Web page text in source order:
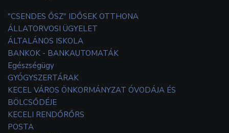
"CSENDES ŐSZ" IDŐSEK OTTHONA
ÁLLATORVOSI ÜGYELET
ÁLTALÁNOS ISKOLA
BANKOK - BANKAUTOMATÁK
Egészségügy
GYÓGYSZERTÁRAK
KECEL VÁROS ÖNKORMÁNYZAT ÓVODÁJA ÉS
BÖLCSŐDÉJE
KECELI RENDŐRŐRS
POSTA